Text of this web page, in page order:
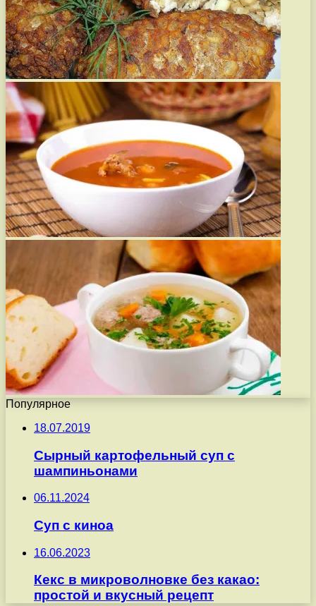
Популярное
18.07.2019
Сырный картофельный суп с
шампиньонами
06.11.2024
Суп с киноа
16.06.2023
Кекс в микроволновке без какао:
простой и вкусный рецепт